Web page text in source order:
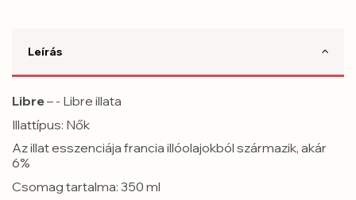
Leírás
Libre– - Libre illata
Illattípus: Nők
Az illat esszenciája francia illóolajokból származik, akár
6%
Csomag tartalma: 350 ml